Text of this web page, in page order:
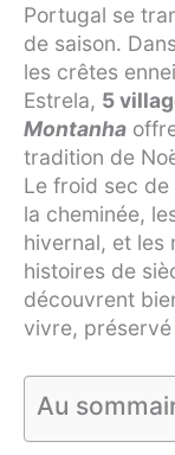
Portugal se
de saison.
les crêtes
Estrela, 5
Montanha
tradition de
Le froid sec de
la cheminée,
hivernal, et les
histoires de
découvrent
vivre,
Au